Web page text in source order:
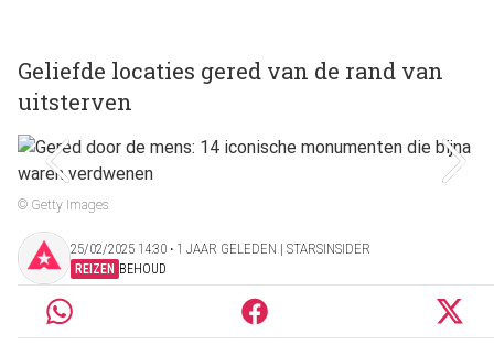
Geliefde locaties gered van de rand van
uitsterven
© Getty Images
25/02/2025 14:30 ‧ 1 JAAR GELEDEN | STARSINSIDER
REIZEN BEHOUD